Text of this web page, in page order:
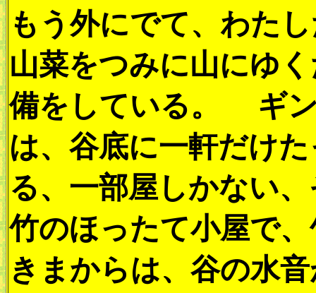
もう外にでて、わた
山菜をつみに山にゆ
備をしている。 ギ
は、谷底に一軒だけ
る、一部屋しかない
竹のほったて小屋で
きまからは、谷の水